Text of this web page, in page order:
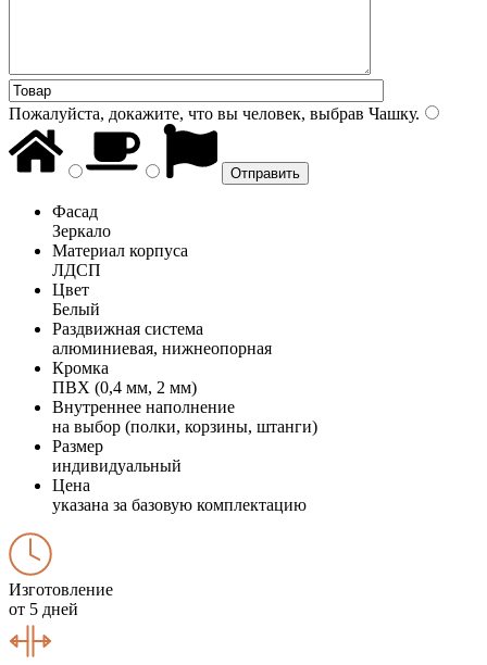
Пожалуйста, докажите, что вы человек, выбрав Чашку.
Фасад
Зеркало
Материал корпуса
ЛДСП
Цвет
Белый
Раздвижная система
алюминиевая, нижнеопорная
Кромка
ПВХ (0,4 мм, 2 мм)
Внутреннее наполнение
на выбор (полки, корзины, штанги)
Размер
индивидуальный
Цена
указана за базовую комплектацию
Изготовление
от 5 дней